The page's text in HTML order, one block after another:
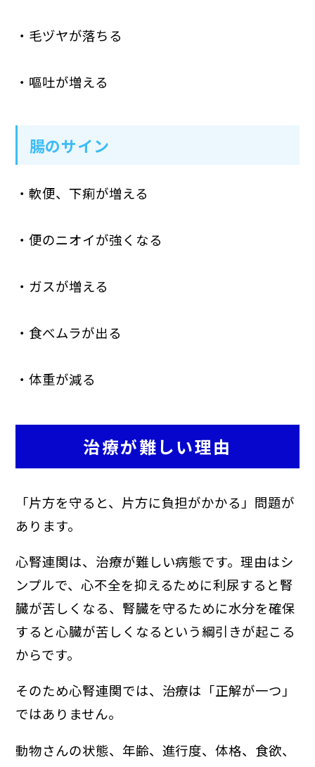
・毛ヅヤが落ちる
・嘔吐が増える
腸のサイン
・軟便、下痢が増える
・便のニオイが強くなる
・ガスが増える
・食べムラが出る
・体重が減る
治療が難しい理由
「片方を守ると、片方に負担がかかる」問題が
あります。
心腎連関は、治療が難しい病態です。理由はシ
ンプルで、心不全を抑えるために利尿すると腎
臓が苦しくなる、腎臓を守るために水分を確保
すると心臓が苦しくなるという綱引きが起こる
からです。
そのため心腎連関では、治療は「正解が一つ」
ではありません。
動物さんの状態、年齢、進行度、体格、食欲、